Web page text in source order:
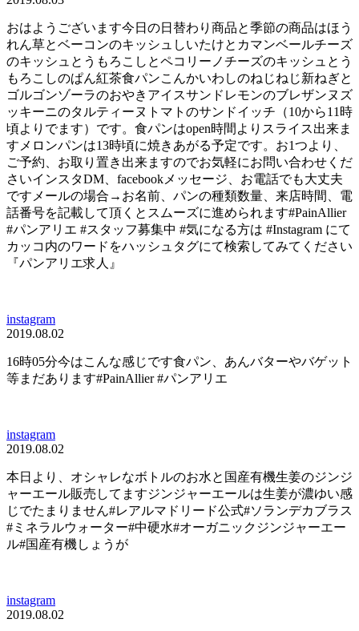
おはようございます今日の日替わり商品と季節の商品はほう
れん草とベーコンのキッシュしいたけとカマンベールチーズ
のキッシュとうもろこしとペコリーノチーズのキッシュとう
もろこしのぱん紅茶食パンこんかいわしのねじねじ新ねぎと
ゴルゴンゾーラのおやきアイスサンドレモンのブレザンヌズ
ッキーニのタルティーヌトマトのサンドイッチ（10から11時
頃よりでます）です。食パンはopen時間よりスライス出来ま
すメロンパンは13時頃に焼きあがる予定です。お1つより、
ご予約、お取り置き出来ますのでお気軽にお問い合わせくだ
さいインスタDM、facebookメッセージ、お電話でも大丈夫
ですメールの場合→お名前、パンの種類数量、来店時間、電
話番号を記載して頂くとスムーズに進められます#PainAllier
#パンアリエ #スタッフ募集中 #気になる方は #Instagram にて
カッコ内のワードをハッシュタグにて検索してみてください
『パンアリエ求人』
instagram
2019.08.02
16時05分今はこんな感じです食パン、あんバターやバゲット
等まだあります#PainAllier #パンアリエ
instagram
2019.08.02
本日より、オシャレなボトルのお水と国産有機生姜のジンジ
ャーエール販売してますジンジャーエールは生姜が濃ゆい感
じでたまりません#レアルマドリード公式#ソランデカブラス
#ミネラルウォーター#中硬水#オーガニックジンジャーエー
ル#国産有機しょうが
instagram
2019.08.02